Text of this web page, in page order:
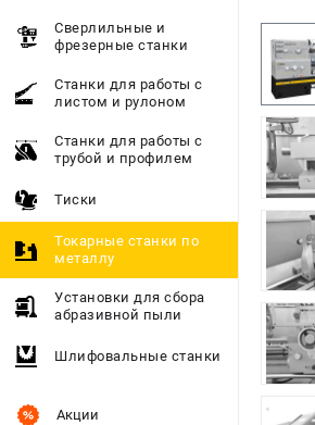
Сверлильные и
фрезерные станки
Станки для работы с
листом и рулоном
Станки для работы с
трубой и профилем
Тиски
Токарные станки по
металлу
Установки для сбора
абразивной пыли
Шлифовальные станки
Акции